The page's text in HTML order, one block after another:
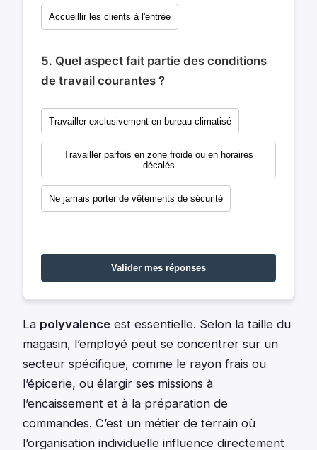
Accueillir les clients à l'entrée
5. Quel aspect fait partie des conditions
de travail courantes ?
Travailler exclusivement en bureau climatisé
Travailler parfois en zone froide ou en horaires
décalés
Ne jamais porter de vêtements de sécurité
Valider mes réponses
La polyvalence est essentielle. Selon la taille du
magasin, l’employé peut se concentrer sur un
secteur spécifique, comme le rayon frais ou
l’épicerie, ou élargir ses missions à
l’encaissement et à la préparation de
commandes. C’est un métier de terrain où
l’organisation individuelle influence directement